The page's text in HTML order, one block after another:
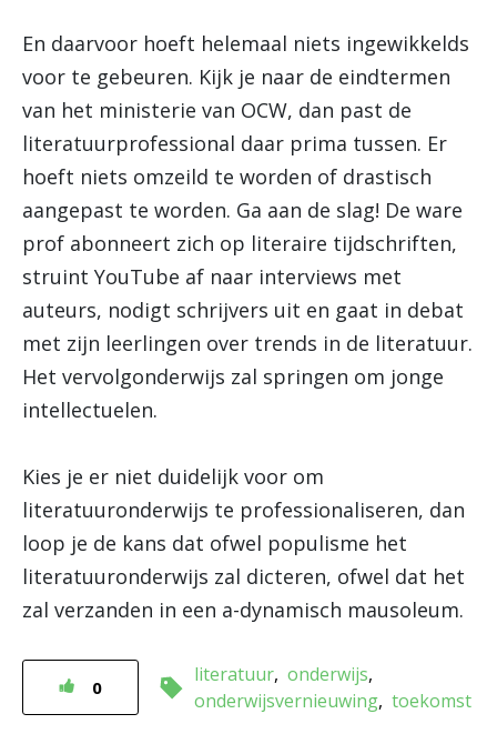
En daarvoor hoeft helemaal niets ingewikkelds
voor te gebeuren. Kijk je naar de eindtermen
van het ministerie van OCW, dan past de
literatuurprofessional daar prima tussen. Er
hoeft niets omzeild te worden of drastisch
aangepast te worden. Ga aan de slag! De ware
prof abonneert zich op literaire tijdschriften,
struint YouTube af naar interviews met
auteurs, nodigt schrijvers uit en gaat in debat
met zijn leerlingen over trends in de literatuur.
Het vervolgonderwijs zal springen om jonge
intellectuelen.
Kies je er niet duidelijk voor om
literatuuronderwijs te professionaliseren, dan
loop je de kans dat ofwel populisme het
literatuuronderwijs zal dicteren, ofwel dat het
zal verzanden in een a-dynamisch mausoleum.
0
literatuur onderwijs
onderwijsvernieuwing toekomst